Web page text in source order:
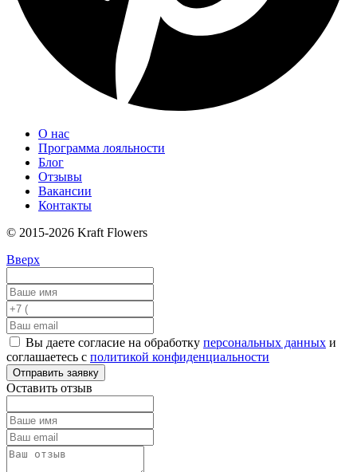
О нас
Программа лояльности
Блог
Отзывы
Вакансии
Контакты
© 2015-2026 Kraft Flowers
Вверх
Вы даете согласие на обработку персональных данных и
соглашаетесь с политикой конфиденциальности
Отправить заявку
Оставить отзыв